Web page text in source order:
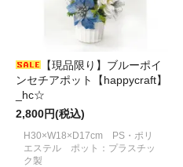
【現品限り】ブルーポイ
ンセチアポット【happycraft】
_hc☆
2,800円(税込)
H30×W18×D17cm PS・ポリ
エステル ポット：プラスチッ
ク製